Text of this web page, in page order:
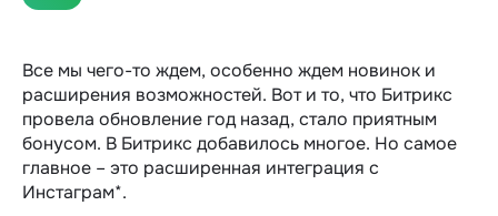
Все мы чего-то ждем, особенно ждем новинок и
расширения возможностей. Вот и то, что Битрикс
провела обновление год назад, стало приятным
бонусом. В Битрикс добавилось многое. Но самое
главное – это расширенная интеграция с
Инстаграм*.